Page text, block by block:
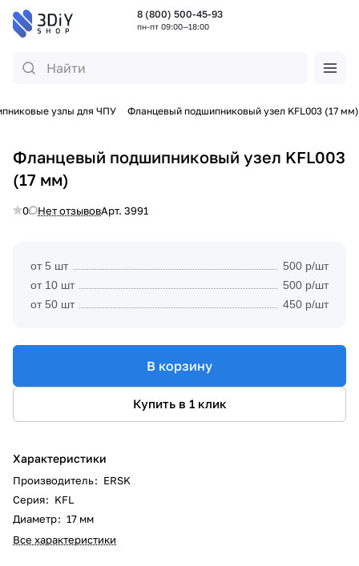
8 (800) 500-45-93
пн-пт 09:00—18:00
узлы для ЧПУ Фланцевый подшипниковый узел KFL003 (17 мм)
Фланцевый подшипниковый узел KFL003
(17 мм)
0 Нет отзывовАрт. 3991
от 5 шт
500 р/шт
от 10 шт
500 р/шт
от 50 шт
450 р/шт
В корзину
Купить в 1 клик
Характеристики
Производитель: ERSK
Серия: KFL
Диаметр: 17 мм
Все характеристики